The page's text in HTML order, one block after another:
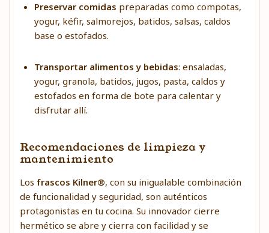
Preservar comidas preparadas como compotas,
yogur, kéfir, salmorejos, batidos, salsas, caldos
base o estofados.
Transportar alimentos y bebidas: ensaladas,
yogur, granola, batidos, jugos, pasta, caldos y
estofados en forma de bote para calentar y
disfrutar allí.
Recomendaciones de limpieza y
mantenimiento
Los frascos Kilner®, con su inigualable combinación
de funcionalidad y seguridad, son auténticos
protagonistas en tu cocina. Su innovador cierre
hermético se abre y cierra con facilidad y se